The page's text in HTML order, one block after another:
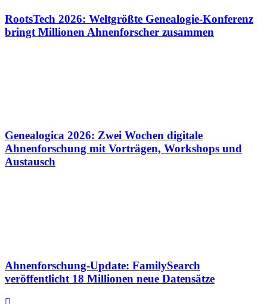
RootsTech 2026: Weltgrößte Genealogie-Konferenz
bringt Millionen Ahnenforscher zusammen
Genealogica 2026: Zwei Wochen digitale
Ahnenforschung mit Vorträgen, Workshops und
Austausch
Ahnenforschung-Update: FamilySearch
veröffentlicht 18 Millionen neue Datensätze